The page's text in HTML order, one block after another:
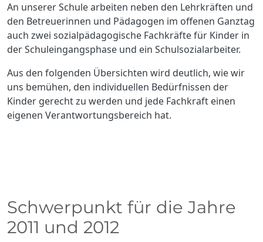
An unserer Schule arbeiten neben den Lehrkräften und
den Betreuerinnen und Pädagogen im offenen Ganztag
auch zwei sozialpädagogische Fachkräfte für Kinder in
der Schuleingangsphase und ein Schulsozialarbeiter.
Aus den folgenden Übersichten wird deutlich, wie wir
uns bemühen, den individuellen Bedürfnissen der
Kinder gerecht zu werden und jede Fachkraft einen
eigenen Verantwortungsbereich hat.
Schwerpunkt für die Jahre
2011 und 2012